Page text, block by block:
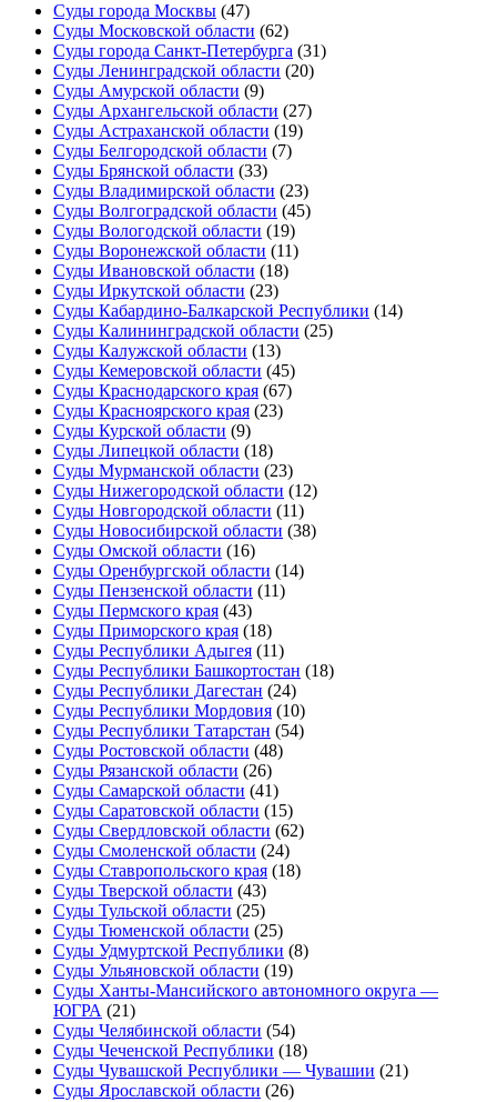
Суды города Москвы (47)
Суды Московской области (62)
Суды города Санкт-Петербурга (31)
Суды Ленинградской области (20)
Суды Амурской области (9)
Суды Архангельской области (27)
Суды Астраханской области (19)
Суды Белгородской области (7)
Суды Брянской области (33)
Суды Владимирской области (23)
Суды Волгоградской области (45)
Суды Вологодской области (19)
Суды Воронежской области (11)
Суды Ивановской области (18)
Суды Иркутской области (23)
Суды Кабардино-Балкарской Республики (14)
Суды Калининградской области (25)
Суды Калужской области (13)
Суды Кемеровской области (45)
Суды Краснодарского края (67)
Суды Красноярского края (23)
Суды Курской области (9)
Суды Липецкой области (18)
Суды Мурманской области (23)
Суды Нижегородской области (12)
Суды Новгородской области (11)
Суды Новосибирской области (38)
Суды Омской области (16)
Суды Оренбургской области (14)
Суды Пензенской области (11)
Суды Пермского края (43)
Суды Приморского края (18)
Суды Республики Адыгея (11)
Суды Республики Башкортостан (18)
Суды Республики Дагестан (24)
Суды Республики Мордовия (10)
Суды Республики Татарстан (54)
Суды Ростовской области (48)
Суды Рязанской области (26)
Суды Самарской области (41)
Суды Саратовской области (15)
Суды Свердловской области (62)
Суды Смоленской области (24)
Суды Ставропольского края (18)
Суды Тверской области (43)
Суды Тульской области (25)
Суды Тюменской области (25)
Суды Удмуртской Республики (8)
Суды Ульяновской области (19)
Суды Ханты-Мансийского автономного округа —
ЮГРА (21)
Суды Челябинской области (54)
Суды Чеченской Республики (18)
Суды Чувашской Республики — Чувашии (21)
Суды Ярославской области (26)